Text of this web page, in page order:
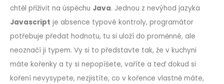
chtěl přiživit na úspěchu Java. Jednou z nevýhod jazyka
Javascript je absence typové kontroly, programátor
potřebuje předat hodnotu, tu si uloží do proměnné, ale
neoznačí ji typem. Vy si to představte tak, že v kuchyni
máte kořenky a ty si nepopíšete, vaříte a teď dokud si
koření nevysypete, nezjistíte, co v kořence vlastně máte,